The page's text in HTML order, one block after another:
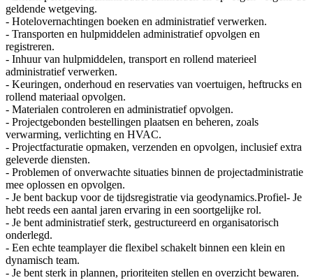
geldende wetgeving.
- Hotelovernachtingen boeken en administratief verwerken.
- Transporten en hulpmiddelen administratief opvolgen en
registreren.
- Inhuur van hulpmiddelen, transport en rollend materieel
administratief verwerken.
- Keuringen, onderhoud en reservaties van voertuigen, heftrucks en
rollend materiaal opvolgen.
- Materialen controleren en administratief opvolgen.
- Projectgebonden bestellingen plaatsen en beheren, zoals
verwarming, verlichting en HVAC.
- Projectfacturatie opmaken, verzenden en opvolgen, inclusief extra
geleverde diensten.
- Problemen of onverwachte situaties binnen de projectadministratie
mee oplossen en opvolgen.
- Je bent backup voor de tijdsregistratie via geodynamics.Profiel- Je
hebt reeds een aantal jaren ervaring in een soortgelijke rol.
- Je bent administratief sterk, gestructureerd en organisatorisch
onderlegd.
- Een echte teamplayer die flexibel schakelt binnen een klein en
dynamisch team.
- Je bent sterk in plannen, prioriteiten stellen en overzicht bewaren.